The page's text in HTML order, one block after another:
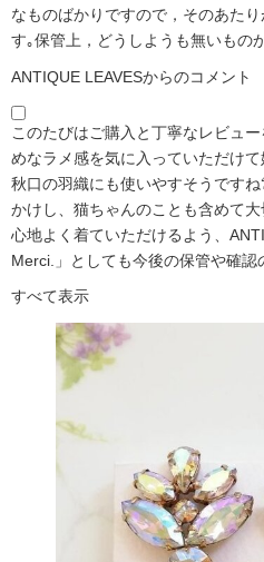
なものばかりですので，そのあた
す｡保管上，どうしようも無いもの
ANTIQUE LEAVESからのコメント
このたびはご購入と丁寧なレビュ
めなラメ感を気に入っていただけ
秋口の羽織にも使いやすそうです
かけし、猫ちゃんのことも含めて大
心地よく着ていただけるよう、
Merci.」としても今後の保管や確認
すべて表示